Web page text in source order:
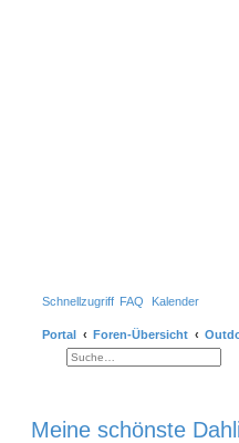
Schnellzugriff FAQ Kalender
Portal Foren-Übersicht
Suche
Erweiterte Suche
Meine schönste